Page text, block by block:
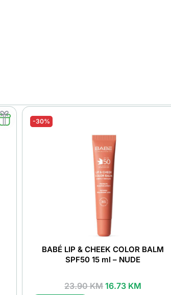
-30%
BABÉ LIP & CHEEK COLOR BALM
SPF50 15 ml – NUDE
23.90KM 16.73 KM